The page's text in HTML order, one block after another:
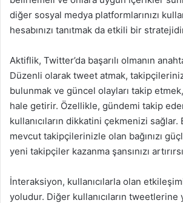
diğer sosyal medya platformlarınızı
hesabınızı tanıtmak da etkili bir
Aktiflik, Twitter’da başarılı olmanın
Düzenli olarak tweet atmak,
bulunmak ve güncel olayları takip
hale getirir. Özellikle, gündemi takip
kullanıcıların dikkatini çekmenizi sağlar.
mevcut takipçilerinizle olan bağınızı
yeni takipçiler kazanma şansınızı
İnteraksiyon, kullanıcılarla olan
yoludur. Diğer kullanıcıların tweetlerine